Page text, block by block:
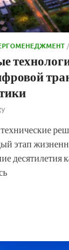
/
этап
десятилетия